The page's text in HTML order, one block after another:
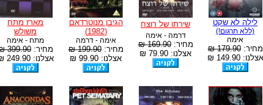
לילה לא שקט
(ללא תרגום!)
אימה
מחיר:179.90 ₪
אצלנו: 149.90 ₪
שירתו של רוצח
דרמה - אימה
מחיר:169.90 ₪
אצלנו: 79.90 ₪
הגיבן מנוטרדאם
(1982)
אימה - דרמה
מחיר:199.90 ₪
אצלנו: 99.90 ₪
מארז מתח
משולש
מתח - אימה
מחיר:399.90 ₪
אצלנו: 249.90 ₪